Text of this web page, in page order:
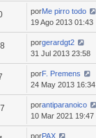
porMe pirro todo
19 Ago 2013 01:43
porgerardgt2
31 Jul 2013 23:58
porF. Premens
24 May 2013 16:34
porantiparanoico
10 Mar 2021 19:47
porPAX